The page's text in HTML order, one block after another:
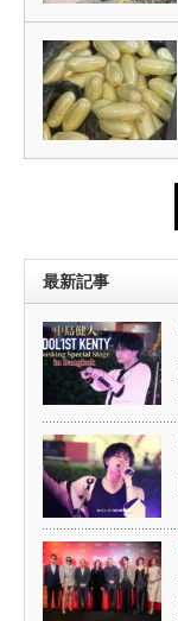
最新記事